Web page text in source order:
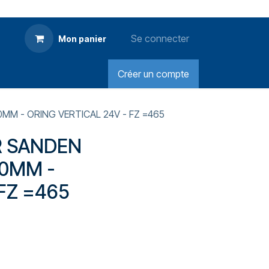
Mon panier Se connecter
Créer un compte
- ORING VERTICAL 24V - FZ =465
SANDEN
-
=465